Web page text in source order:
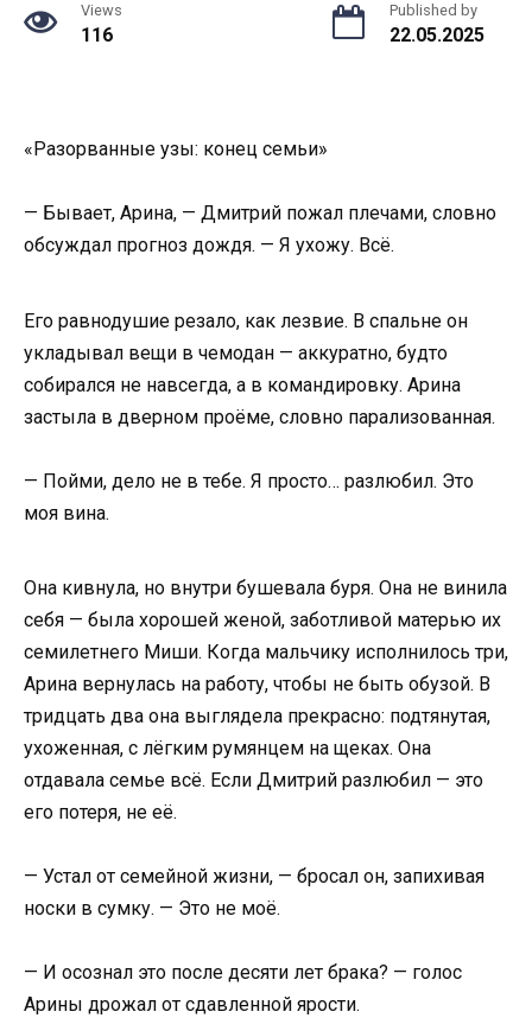
Views
116
Published by
22.05.2025
«Разорванные узы: конец семьи»
— Бывает, Арина, — Дмитрий пожал плечами, словно
обсуждал прогноз дождя. — Я ухожу. Всё.
Его равнодушие резало, как лезвие. В спальне он
укладывал вещи в чемодан — аккуратно, будто
собирался не навсегда, а в командировку. Арина
застыла в дверном проёме, словно парализованная.
— Пойми, дело не в тебе. Я просто… разлюбил. Это
моя вина.
Она кивнула, но внутри бушевала буря. Она не винила
себя — была хорошей женой, заботливой матерью их
семилетнего Миши. Когда мальчику исполнилось три,
Арина вернулась на работу, чтобы не быть обузой. В
тридцать два она выглядела прекрасно: подтянутая,
ухоженная, с лёгким румянцем на щеках. Она
отдавала семье всё. Если Дмитрий разлюбил — это
его потеря, не её.
— Устал от семейной жизни, — бросал он, запихивая
носки в сумку. — Это не моё.
— И осознал это после десяти лет брака? — голос
Арины дрожал от сдавленной ярости.